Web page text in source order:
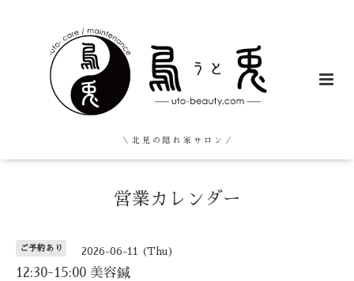
＼ 北 見 の 隠 れ 家 サ ロ ン ／
営業カレンダー
ご予約あり 2026-06-11 (Thu)
12:30-15:00 美容鍼